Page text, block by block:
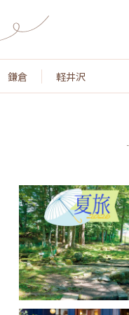
鎌倉 軽井沢
名所・旧跡 温泉・スパ